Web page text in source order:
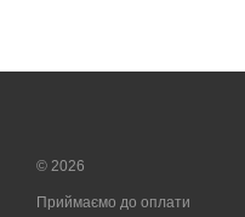
© 2026
Приймаємо до оплати